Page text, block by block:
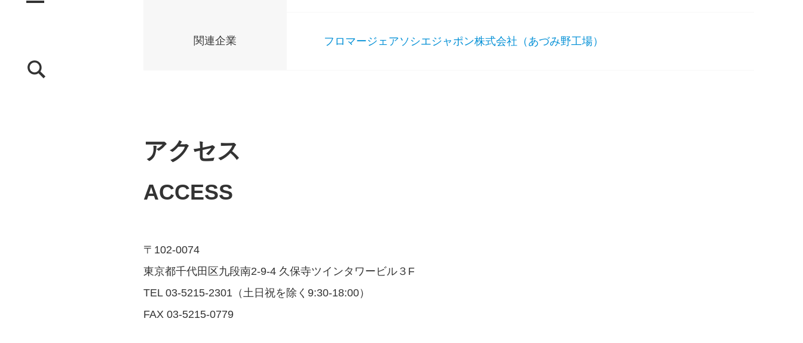
関連企業 フロマージェアソシエジャポン株式会社（あづみ野工場）
アクセス
ACCESS
〒102-0074
東京都千代田区九段南2-9-4 久保寺ツインタワービル３F
TEL 03-5215-2301（土日祝を除く9:30-18:00）
FAX 03-5215-0779